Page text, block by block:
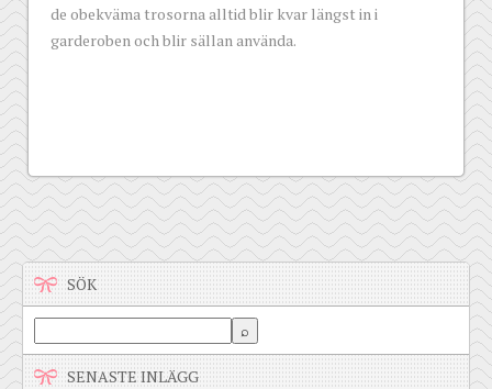
de obekväma trosorna alltid blir kvar längst in i
garderoben och blir sällan använda.
SÖK
SENASTE INLÄGG